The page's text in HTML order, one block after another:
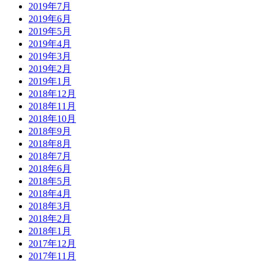
2019年7月
2019年6月
2019年5月
2019年4月
2019年3月
2019年2月
2019年1月
2018年12月
2018年11月
2018年10月
2018年9月
2018年8月
2018年7月
2018年6月
2018年5月
2018年4月
2018年3月
2018年2月
2018年1月
2017年12月
2017年11月